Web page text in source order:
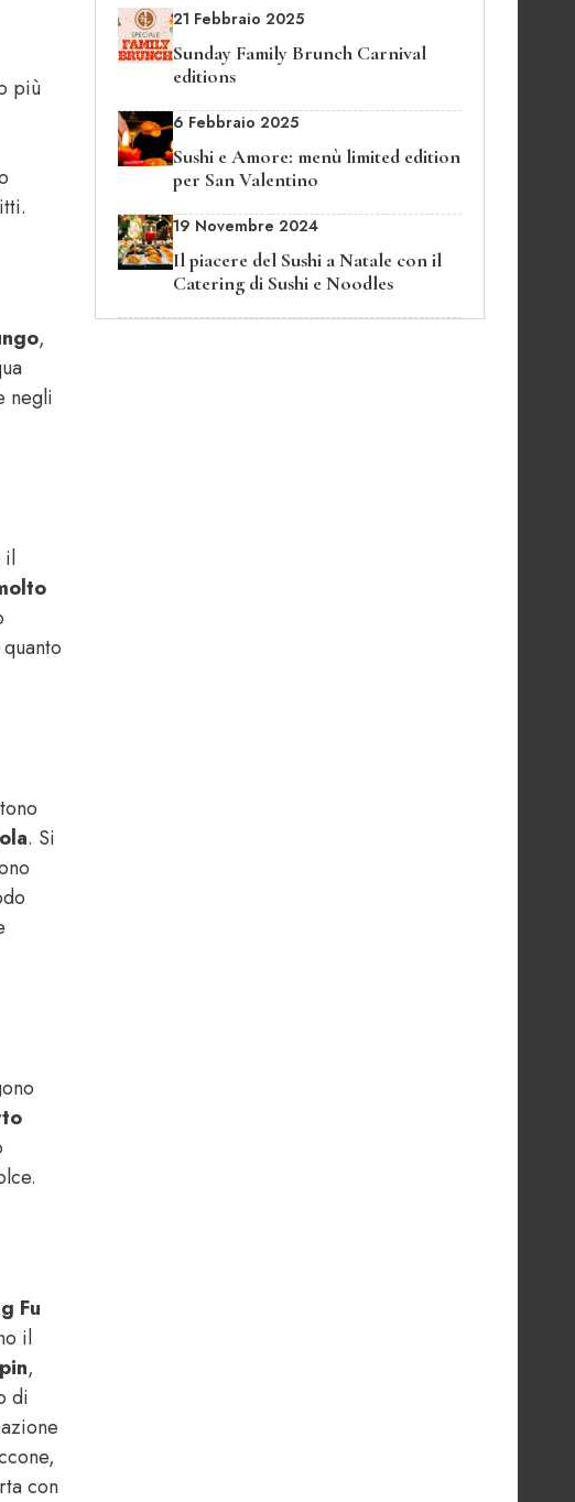
più
,
negli
il
. Si
Fu
il
,
di
con
21 Febbraio 2025
Sunday Family Brunch Carnival
editions
6 Febbraio 2025
Sushi e Amore: menù limited edition
per San Valentino
19 Novembre 2024
Il piacere del Sushi a Natale con il
Catering di Sushi e Noodles